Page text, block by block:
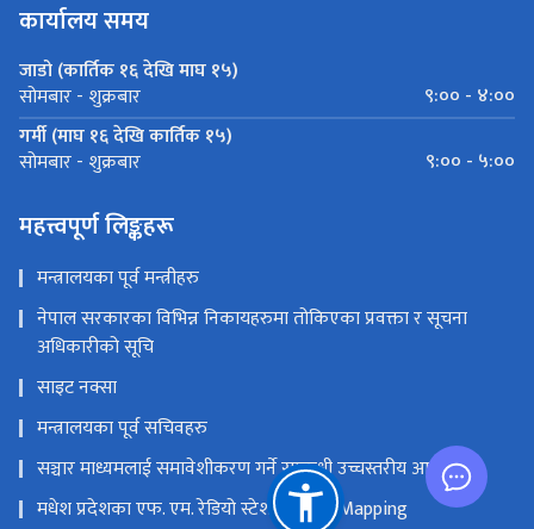
कार्यालय समय
जाडो (कार्तिक १६ देखि माघ १५)
सोमबार - शुक्रबार
९:०० - ४:००
गर्मी (माघ १६ देखि कार्तिक १५)
सोमबार - शुक्रबार ९:०० - ५:००
महत्त्वपूर्ण लिङ्कहरू
मन्त्रालयका पूर्व मन्त्रीहरु
नेपाल सरकारका विभिन्न निकायहरुमा तोकिएका प्रवक्ता र सूचना
अधिकारीको सूचि
साइट नक्सा
मन्त्रालयका पूर्व सचिवहरु
सञ्चार माध्यमलाई समावेशीकरण गर्ने सम्बन्धी उच्चस्तरीय आयोग
मधेश प्रदेशका एफ. एम. रेडियो स्टेशनको GIS Mapping